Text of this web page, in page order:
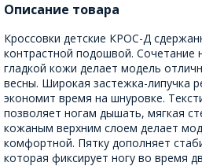
Описание товара
Кроссовки детские КРОС-Д
контрастной подошвой. Сочетание
гладкой кожи делает модель
весны. Широкая застежка-липучка
экономит время на шнуровке.
позволяет ногам дышать, мягкая
кожаным верхним слоем делает
комфортной. Пятку дополняет
которая фиксирует ногу во время